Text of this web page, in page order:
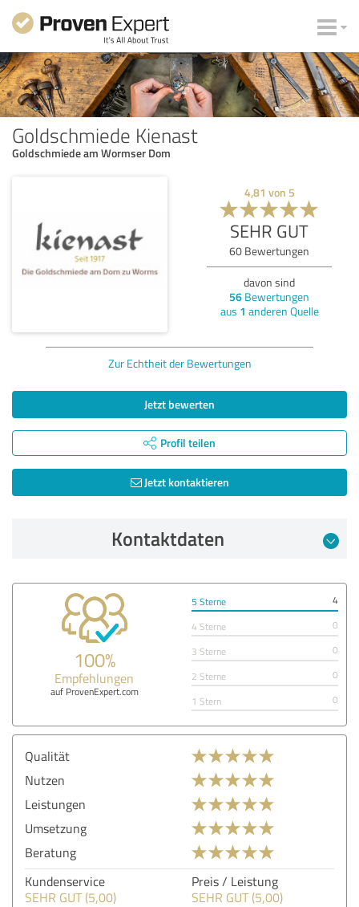
Goldschmiede Kienast
Goldschmiede am Wormser Dom
4,81 von 5
SEHR GUT
60 Bewertungen
davon sind
56 Bewertungen
aus 1 anderen Quelle
Zur Echtheit der Bewertungen
Jetzt bewerten
Profil teilen
Jetzt kontaktieren
Kontaktdaten
100%
Empfehlungen
auf ProvenExpert.com
5 Sterne
4
4 Sterne
0
3 Sterne
0
2 Sterne
0
1 Stern
0
Qualität
Nutzen
Leistungen
Umsetzung
Beratung
Kundenservice
SEHR GUT (5,00)
Preis / Leistung
SEHR GUT (5,00)